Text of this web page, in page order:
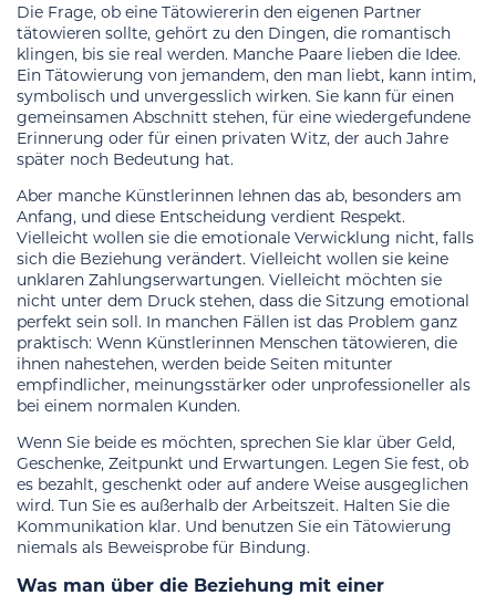
Die Frage, ob eine Tätowiererin den eigenen Partner
tätowieren sollte, gehört zu den Dingen, die romantisch
klingen, bis sie real werden. Manche Paare lieben die Idee.
Ein Tätowierung von jemandem, den man liebt, kann intim,
symbolisch und unvergesslich wirken. Sie kann für einen
gemeinsamen Abschnitt stehen, für eine wiedergefundene
Erinnerung oder für einen privaten Witz, der auch Jahre
später noch Bedeutung hat.
Aber manche Künstlerinnen lehnen das ab, besonders am
Anfang, und diese Entscheidung verdient Respekt.
Vielleicht wollen sie die emotionale Verwicklung nicht, falls
sich die Beziehung verändert. Vielleicht wollen sie keine
unklaren Zahlungserwartungen. Vielleicht möchten sie
nicht unter dem Druck stehen, dass die Sitzung emotional
perfekt sein soll. In manchen Fällen ist das Problem ganz
praktisch: Wenn Künstlerinnen Menschen tätowieren, die
ihnen nahestehen, werden beide Seiten mitunter
empfindlicher, meinungsstärker oder unprofessioneller als
bei einem normalen Kunden.
Wenn Sie beide es möchten, sprechen Sie klar über Geld,
Geschenke, Zeitpunkt und Erwartungen. Legen Sie fest, ob
es bezahlt, geschenkt oder auf andere Weise ausgeglichen
wird. Tun Sie es außerhalb der Arbeitszeit. Halten Sie die
Kommunikation klar. Und benutzen Sie ein Tätowierung
niemals als Beweisprobe für Bindung.
Was man über die Beziehung mit einer